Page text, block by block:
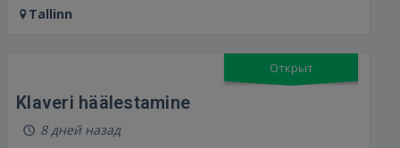
Tallinn
Открыт
Klaveri häälestamine
8 дней назад